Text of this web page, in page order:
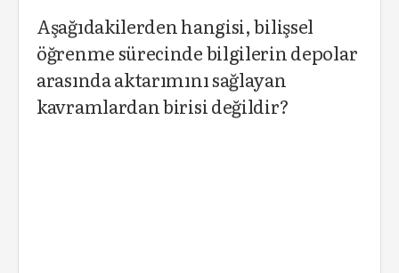
Aşağıdakilerden hangisi, bilişsel
öğrenme sürecinde bilgilerin depolar
arasında aktarımını sağlayan
kavramlardan birisi değildir?